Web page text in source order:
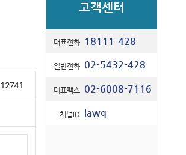
12741
고객센터
대표전화 18111-428
일반전화 02-5432-428
대표팩스 02-6008-7116
채널ID lawq